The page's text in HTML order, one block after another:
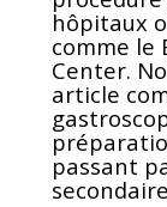
hôpitaux
comme le
Center.
article
passant